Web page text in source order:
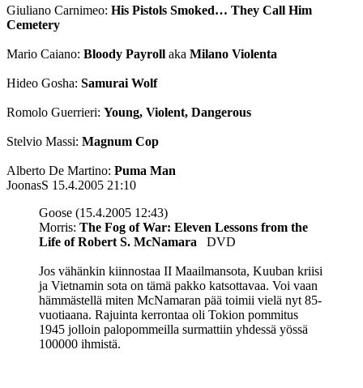
Giuliano Carnimeo: His Pistols Smoked… They Call Him
Cemetery
Mario Caiano: Bloody Payroll aka Milano Violenta
Hideo Gosha: Samurai Wolf
Romolo Guerrieri: Young, Violent, Dangerous
Stelvio Massi: Magnum Cop
Alberto De Martino: Puma Man
JoonasS 15.4.2005 21:10
Goose (15.4.2005 12:43)
Morris: The Fog of War: Eleven Lessons from the
Life of Robert S. McNamara
DVD
Jos vähänkin kiinnostaa II Maailmansota, Kuuban kriisi
ja Vietnamin sota on tämä pakko katsottavaa. Voi vaan
hämmästellä miten McNamaran pää toimii vielä nyt 85-
vuotiaana. Rajuinta kerrontaa oli Tokion pommitus
1945 jolloin palopommeilla surmattiin yhdessä yössä
100000 ihmistä.